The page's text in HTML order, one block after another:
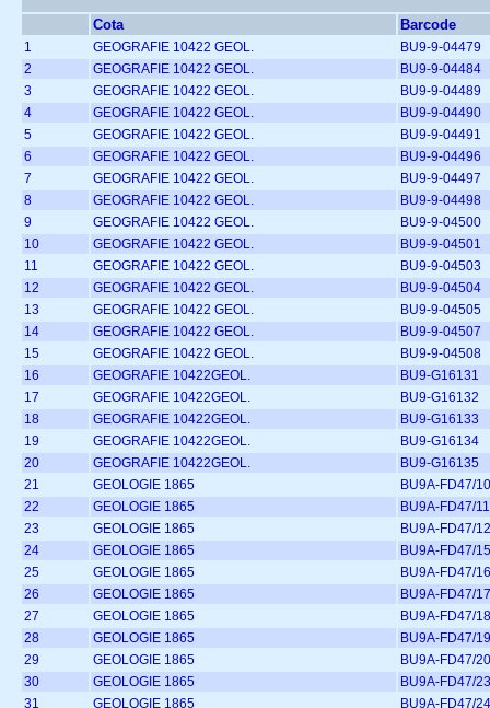
Cota Barcode
1 GEOGRAFIE 10422 GEOL.
BU9-9-04479
2
GEOGRAFIE 10422 GEOL.
BU9-9-04484
3
GEOGRAFIE 10422 GEOL.
BU9-9-04489
4
GEOGRAFIE 10422 GEOL.
BU9-9-04490
5
GEOGRAFIE 10422 GEOL.
BU9-9-04491
6
GEOGRAFIE 10422 GEOL.
BU9-9-04496
7
GEOGRAFIE 10422 GEOL.
BU9-9-04497
8
GEOGRAFIE 10422 GEOL.
BU9-9-04498
9
GEOGRAFIE 10422 GEOL.
BU9-9-04500
10
GEOGRAFIE 10422 GEOL.
BU9-9-04501
11
GEOGRAFIE 10422 GEOL.
BU9-9-04503
12
GEOGRAFIE 10422 GEOL.
BU9-9-04504
13
GEOGRAFIE 10422 GEOL.
BU9-9-04505
14
GEOGRAFIE 10422 GEOL.
BU9-9-04507
15
GEOGRAFIE 10422 GEOL.
BU9-9-04508
16
GEOGRAFIE 10422GEOL.
BU9-G16131
17
GEOGRAFIE 10422GEOL.
BU9-G16132
18
GEOGRAFIE 10422GEOL.
BU9-G16133
19
GEOGRAFIE 10422GEOL.
BU9-G16134
20
GEOGRAFIE 10422GEOL.
BU9-G16135
21
GEOLOGIE 1865
BU9A-FD47/10
22
GEOLOGIE 1865
BU9A-FD47/11
23
GEOLOGIE 1865
BU9A-FD47/12
24
GEOLOGIE 1865
BU9A-FD47/15
25
GEOLOGIE 1865
BU9A-FD47/16
26
GEOLOGIE 1865
BU9A-FD47/17
27
GEOLOGIE 1865
BU9A-FD47/18
28
GEOLOGIE 1865
BU9A-FD47/19
29
GEOLOGIE 1865
BU9A-FD47/20
30
GEOLOGIE 1865
BU9A-FD47/23
31
GEOLOGIE 1865
BU9A-FD47/24